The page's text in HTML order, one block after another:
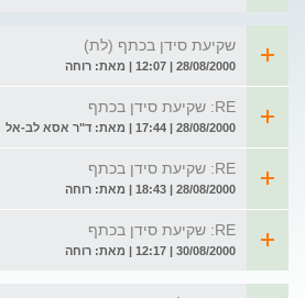
שקיעת סידן בכתף (לת)
28/08/2000 | 12:07 | מאת: רוחה
RE: שקיעת סידן בכתף
28/08/2000 | 17:44 | מאת: ד"ר אסא לב-אל
RE: שקיעת סידן בכתף
28/08/2000 | 18:43 | מאת: רוחה
RE: שקיעת סידן בכתף
30/08/2000 | 12:17 | מאת: רוחה